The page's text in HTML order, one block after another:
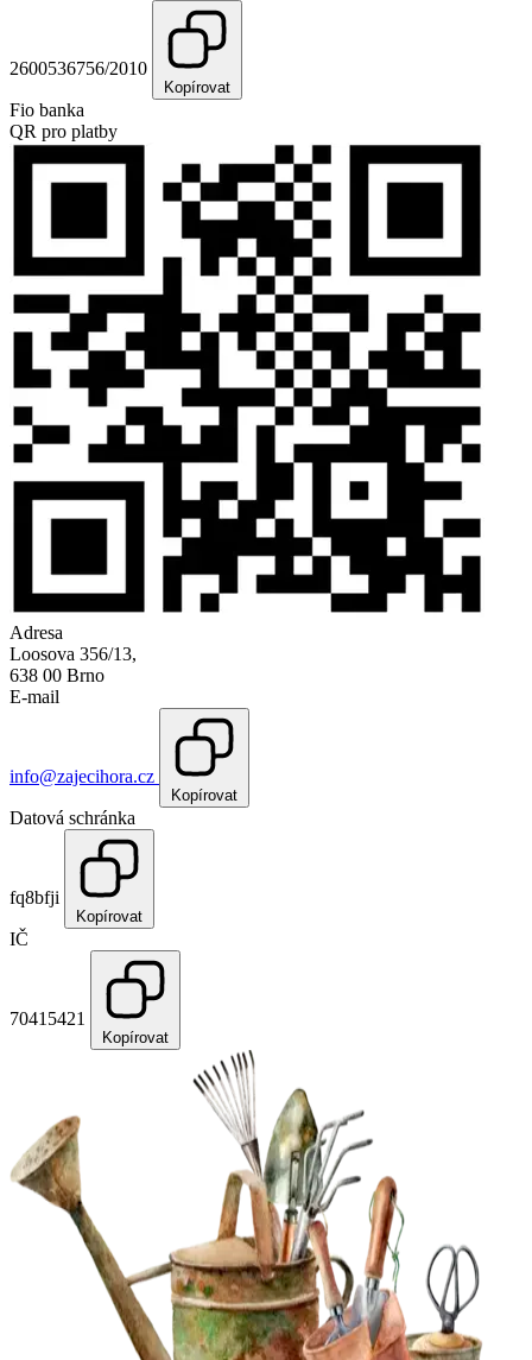
2600536756/2010
Kopírovat
Fio banka
QR pro platby
Adresa
Loosova 356/13,
638 00 Brno
E-mail
info@zajecihora.cz
Kopírovat
Datová schránka
fq8bfji
Kopírovat
IČ
70415421
Kopírovat